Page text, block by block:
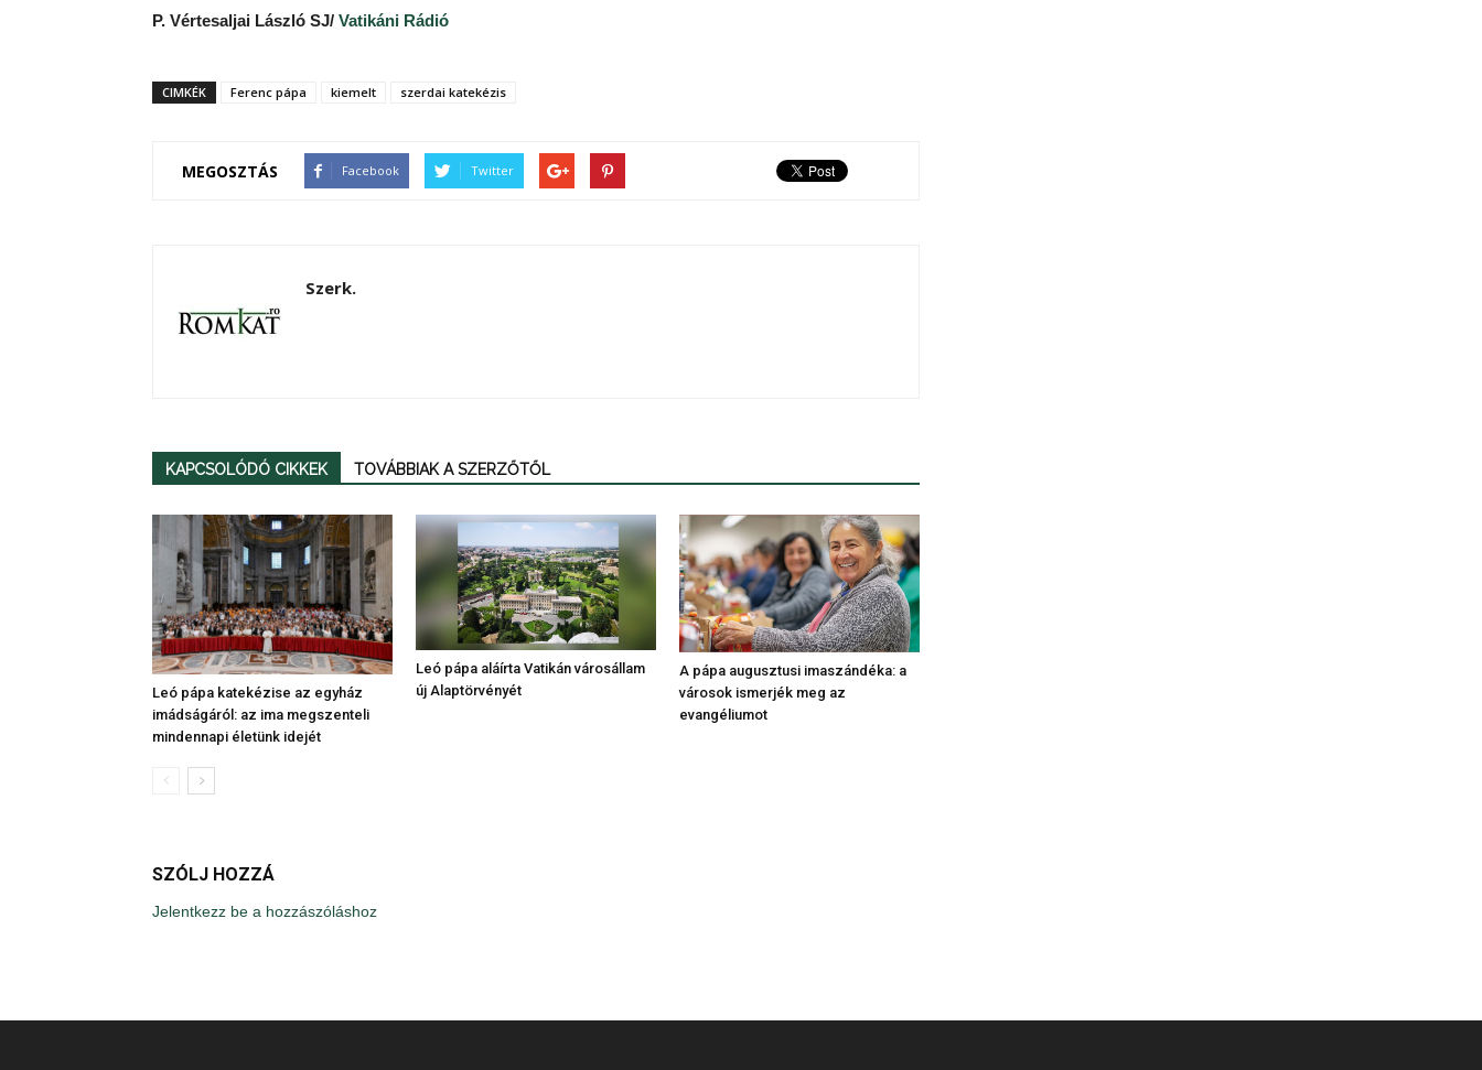
P. Vértesaljai László SJ/ Vatikáni Rádió
CIMKÉK Ferenc pápa kiemelt szerdai katekézis
MEGOSZTÁS Facebook Twitter
Szerk.
KAPCSOLÓDÓ CIKKEK TOVÁBBIAK A SZERZŐTŐL
Leó pápa katekézise az egyház
imádságáról: az ima megszenteli
mindennapi életünk idejét
Leó pápa aláírta Vatikán városállam
új Alaptörvényét
A pápa augusztusi imaszándéka: a
városok ismerjék meg az
evangéliumot
SZÓLJ HOZZÁ
Jelentkezz be a hozzászóláshoz